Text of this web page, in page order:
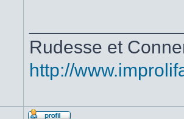
Rudesse et
http://